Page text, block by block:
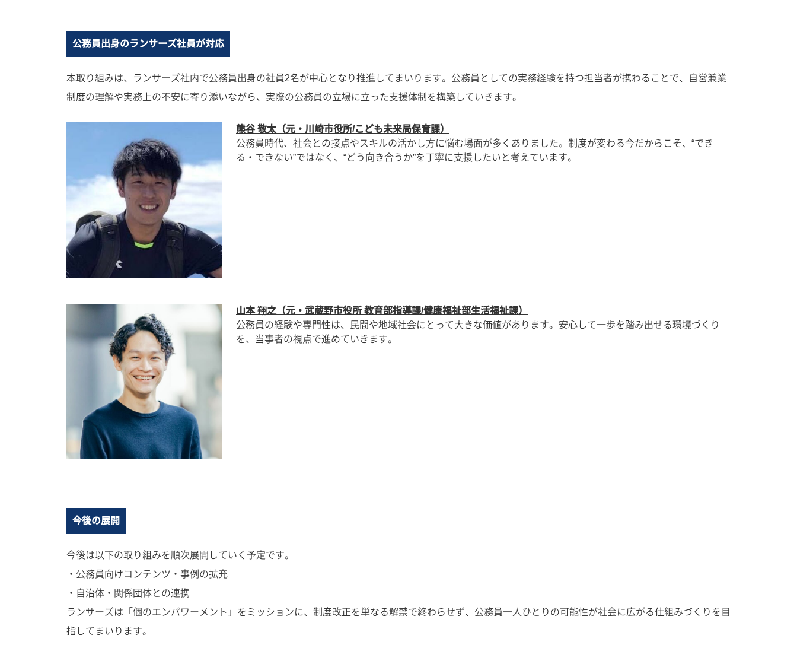
公務員出身のランサーズ社員が対応
本取り組みは、ランサーズ社内で公務員出身の社員2名が中心となり推進してまいります。公務員としての実務経験を持つ担当者が携わることで、自営兼業
制度の理解や実務上の不安に寄り添いながら、実際の公務員の立場に立った支援体制を構築していきます。
熊谷 敬太（元・川崎市役所/こども未来局保育課）
公務員時代、社会との接点やスキルの活かし方に悩む場面が多くありました。制度が変わる今だからこそ、“でき
る・できない”ではなく、“どう向き合うか”を丁寧に支援したいと考えています。
山本 翔之（元・武蔵野市役所 教育部指導課/健康福祉部生活福祉課）
公務員の経験や専門性は、民間や地域社会にとって大きな価値があります。安心して一歩を踏み出せる環境づくり
を、当事者の視点で進めていきます。
今後の展開
今後は以下の取り組みを順次展開していく予定です。
・公務員向けコンテンツ・事例の拡充
・自治体・関係団体との連携
ランサーズは「個のエンパワーメント」をミッションに、制度改正を単なる解禁で終わらせず、公務員一人ひとりの可能性が社会に広がる仕組みづくりを目
指してまいります。